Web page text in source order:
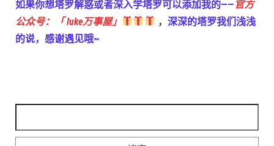
如果你想塔罗解惑或者深入学塔罗可以添加我的—— 官方
公众号：「 luke万事屋」
， 深深的塔罗我们浅浅
的说，感谢遇见哦~